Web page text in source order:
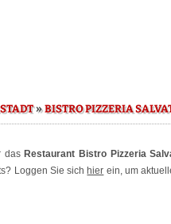
»BISTRO PIZZERIA
das Restaurant Bistro Pizzeria
Loggen Sie sich hier ein, um